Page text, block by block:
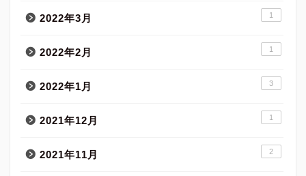
2022年3月 1
2022年2月 1
2022年1月 3
2021年12月 1
2021年11月 2